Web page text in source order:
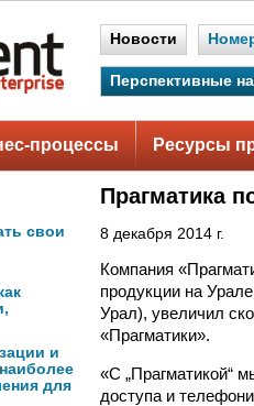
Новости
Перспективные
процессы Ресурсы
свои
и
для
Прагматика
8 декабря 2014 г.
Компания
продукции на
Урал), увеличил
«Прагматики».
«С „Прагматикой“
доступа и